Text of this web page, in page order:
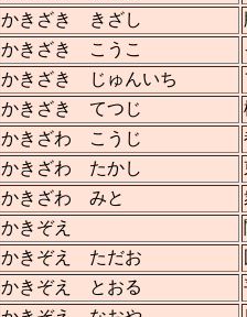
かきざき きざし
かきざき こうこ
かきざき じゅんいち
かきざき てつじ
かきざわ こうじ
かきざわ たかし
かきざわ みと
かきぞえ
かきぞえ ただお
かきぞえ とおる